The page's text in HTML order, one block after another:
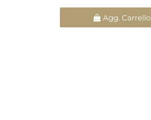
Agg. Carrello